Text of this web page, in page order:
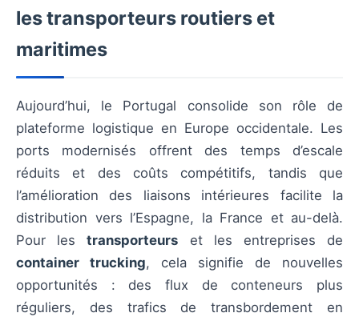
les transporteurs routiers et
maritimes
Aujourd’hui, le Portugal consolide son rôle de
plateforme logistique en Europe occidentale. Les
ports modernisés offrent des temps d’escale
réduits et des coûts compétitifs, tandis que
l’amélioration des liaisons intérieures facilite la
distribution vers l’Espagne, la France et au-delà.
Pour lestransporteurs et les entreprises de
container trucking, cela signifie de nouvelles
opportunités : des flux de conteneurs plus
réguliers, des trafics de transbordement en